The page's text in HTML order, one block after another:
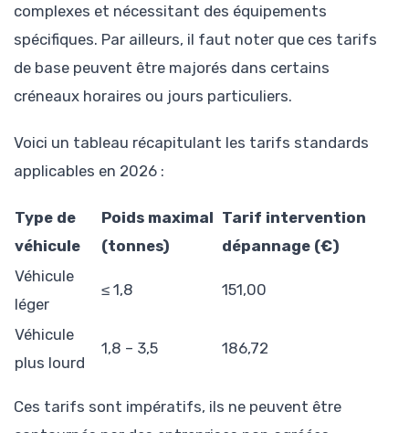
complexes et nécessitant des équipements
spécifiques. Par ailleurs, il faut noter que ces tarifs
de base peuvent être majorés dans certains
créneaux horaires ou jours particuliers.
Voici un tableau récapitulant les tarifs standards
applicables en 2026 :
Type de
véhicule
Poids maximal
(tonnes)
Tarif intervention
dépannage (€)
Véhicule
léger
≤ 1,8 151,00
Véhicule
plus lourd
1,8 – 3,5 186,72
Ces tarifs sont impératifs, ils ne peuvent être